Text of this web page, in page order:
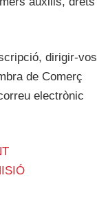
dirigir-vos
de Comerç
electrònic